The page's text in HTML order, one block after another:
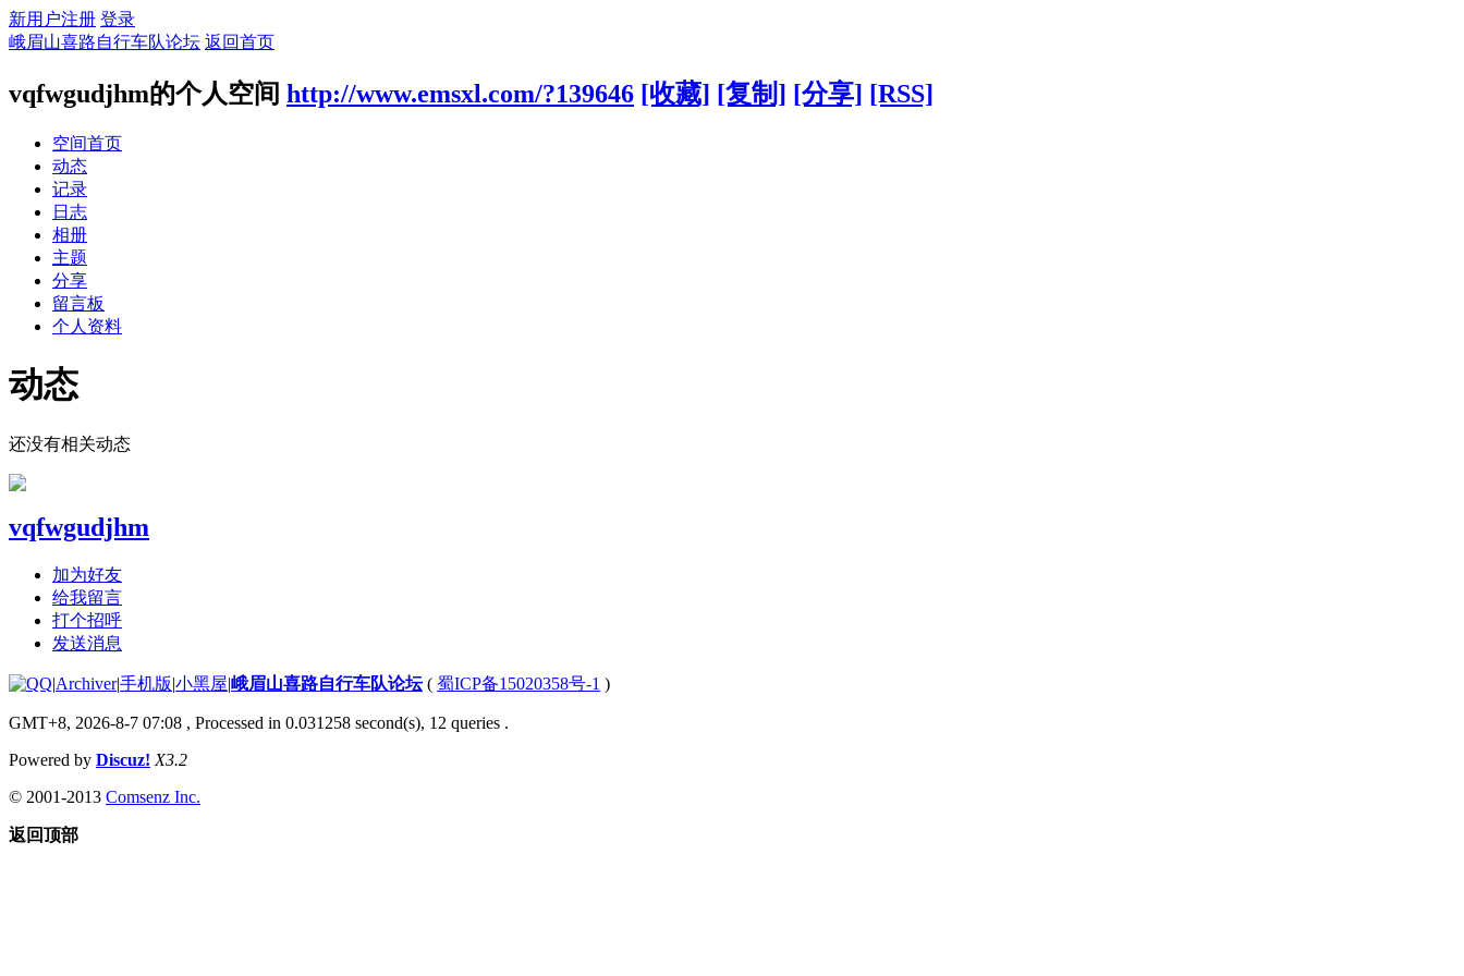
新用户注册 登录
峨眉山喜路自行车队论坛 返回首页
vqfwgudjhm的个人空间 http://www.emsxl.com/?139646 [收藏] [复制] [分享] [RSS]
空间首页
动态
记录
日志
相册
主题
分享
留言板
个人资料
动态
还没有相关动态
vqfwgudjhm
加为好友
给我留言
打个招呼
发送消息
|Archiver|手机版|小黑屋|峨眉山喜路自行车队论坛( 蜀ICP备15020358号-1 )
GMT+8, 2026-8-7 07:08 , Processed in 0.031258 second(s), 12 queries .
Powered by Discuz! X3.2
© 2001-2013 Comsenz Inc.
返回顶部